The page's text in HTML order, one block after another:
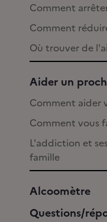
Comment
Comment
Où trouver de
Aider un
Comment aider
Comment vous
L'addiction et
famille
Alcoomètre
Questions/